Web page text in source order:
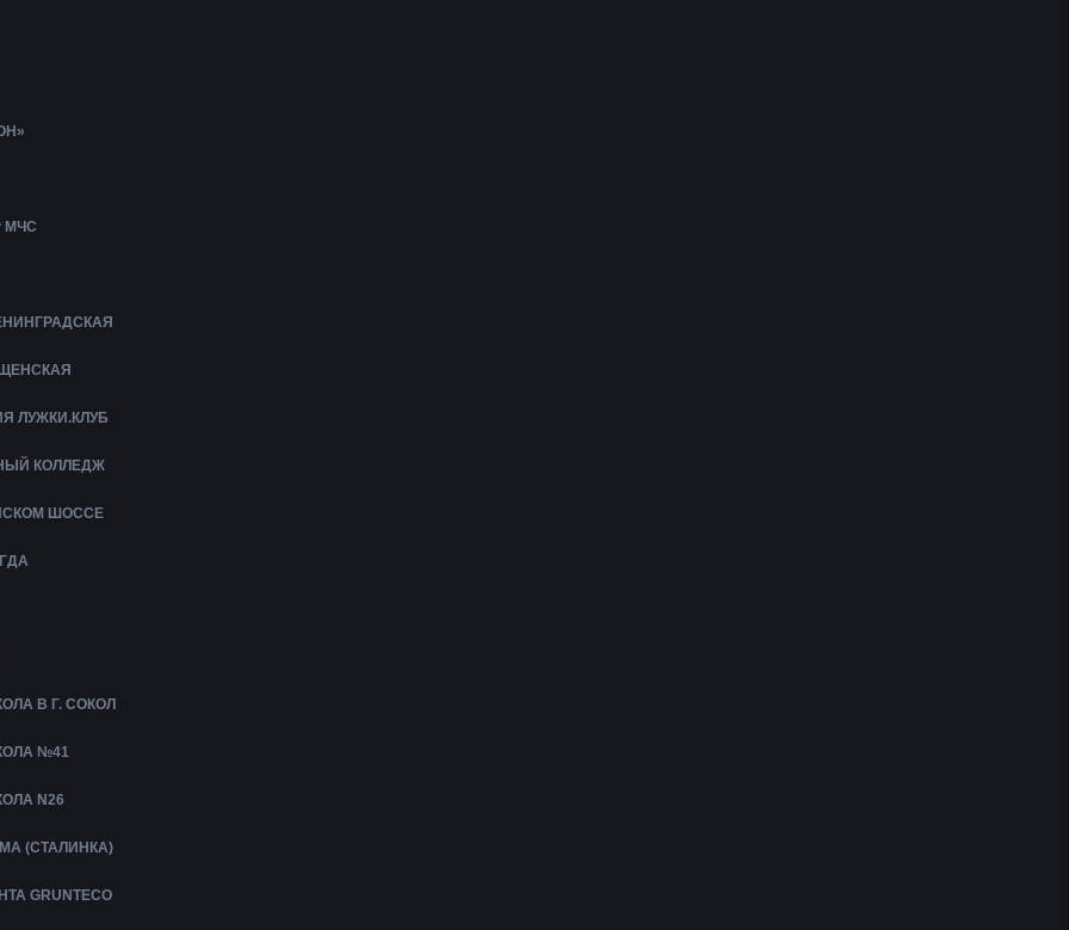
МЧС
ЛУЖКИ.КЛУБ
КОЛЛЕДЖ
ШОССЕ
В Г. СОКОЛ
№41
N26
(СТАЛИНКА)
GRUNTECO